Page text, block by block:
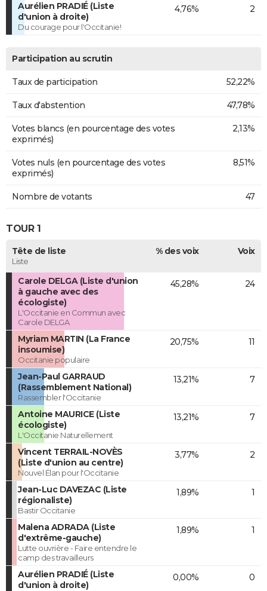
Aurélien PRADIÉ (Liste
d'union à droite)
Du courage pour l'Occitanie!
4,76% 2
Participation au scrutin
Taux de participation 52,22%
Taux d'abstention 47,78%
Votes blancs (en pourcentage des votes
exprimés)
2,13%
Votes nuls (en pourcentage des votes
exprimés)
8,51%
Nombre de votants 47
TOUR 1
Tête de liste
Liste
% des voix Voix
Carole DELGA (Liste d'union
à gauche avec des
écologiste)
L'Occitanie en Commun avec
Carole DELGA
45,28% 24
Myriam MARTIN (La France
insoumise)
Occitanie populaire
20,75% 11
Jean-Paul GARRAUD
(Rassemblement National)
Rassembler l'Occitanie
13,21% 7
Antoine MAURICE (Liste
écologiste)
L'Occitanie Naturellement
13,21% 7
Vincent TERRAIL-NOVÈS
(Liste d'union au centre)
Nouvel Élan pour l'Occitanie
3,77% 2
Jean-Luc DAVEZAC (Liste
régionaliste)
Bastir Occitanie
1,89% 1
Malena ADRADA (Liste
d'extrême-gauche)
Lutte ouvrière - Faire entendre le
camp des travailleurs
1,89% 1
Aurélien PRADIÉ (Liste
d'union à droite)
0,00% 0